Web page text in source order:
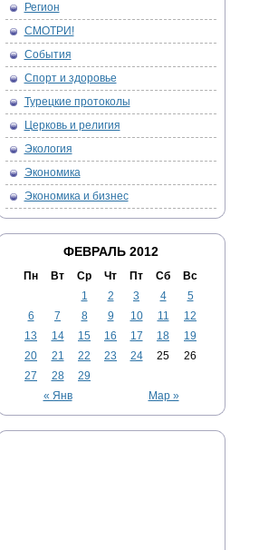
Регион
СМОТРИ!
События
Спорт и здоровье
Турецкие протоколы
Церковь и религия
Экология
Экономика
Экономика и бизнес
ФЕВРАЛЬ 2012
Пн Вт Ср Чт Пт Сб Вс
« Янв Мар »
1 2 3 4
5
6
7 8 9 10 11
12
13
14 15 16 17 18
19
20
21 22 23 24 25
26
27
28 29